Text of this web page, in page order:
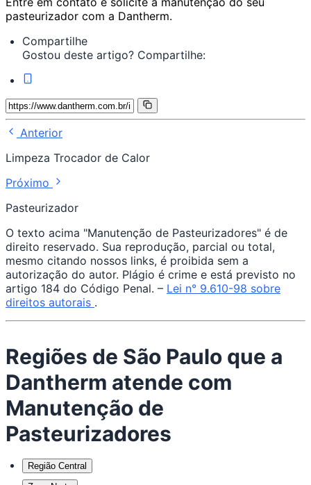
pasteurizador com a Dantherm.
Compartilhe
Gostou deste artigo? Compartilhe:
Anterior
Limpeza Trocador de Calor
Próximo
Pasteurizador
O texto acima "Manutenção de Pasteurizadores" é de
direito reservado. Sua reprodução, parcial ou total,
mesmo citando nossos links, é proibida sem a
autorização do autor. Plágio é crime e está previsto no
artigo 184 do Código Penal. – Lei n° 9.610-98 sobre
direitos autorais .
Regiões de São Paulo que a
Dantherm atende com
Manutenção de
Pasteurizadores
Região Central